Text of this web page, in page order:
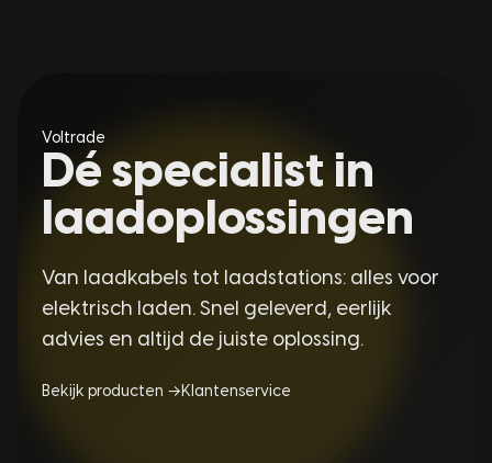
Voltrade
Dé specialist in
laadoplossingen
Van laadkabels tot laadstations: alles voor
elektrisch laden. Snel geleverd, eerlijk
advies en altijd de juiste oplossing.
Bekijk producten → Klantenservice